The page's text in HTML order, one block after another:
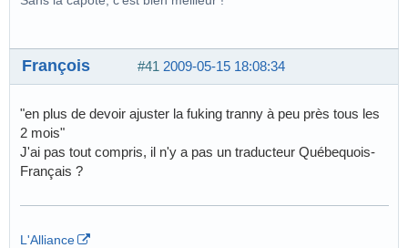
#41 2009-05-15 18:08:34
François
"en plus de devoir ajuster la fuking tranny à peu près tous les
2 mois"
J'ai pas tout compris, il n'y a pas un traducteur Québequois-
Français ?
L'Alliance